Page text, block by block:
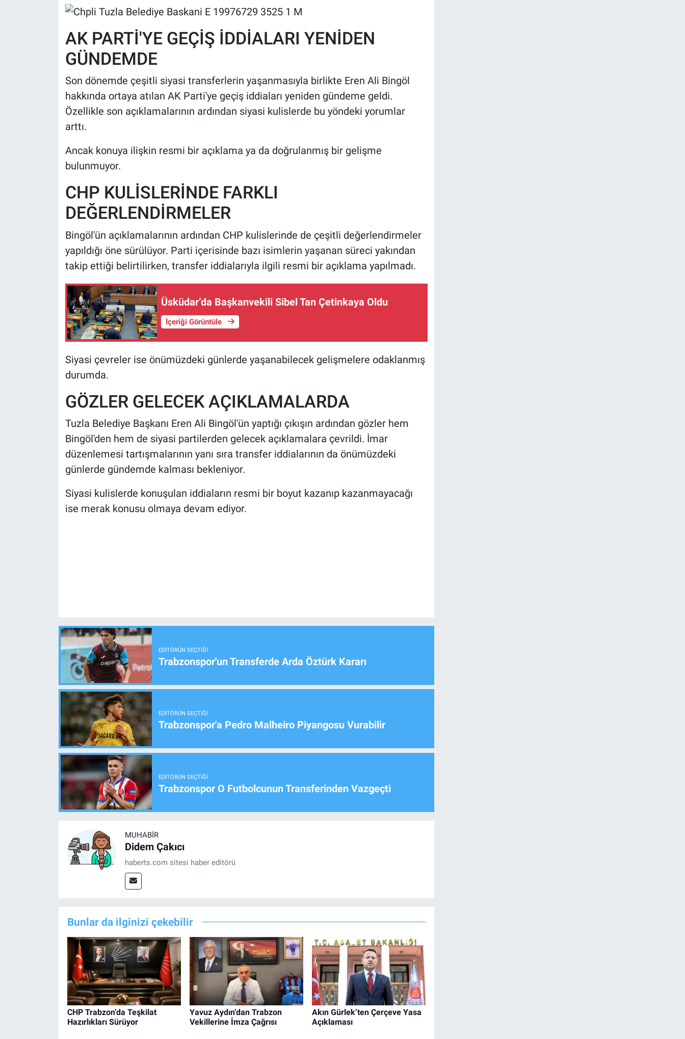
AK PARTİ'YE GEÇİŞ İDDİALARI YENİDEN
GÜNDEMDE
Son dönemde çeşitli siyasi transferlerin yaşanmasıyla birlikte Eren Ali Bingöl
hakkında ortaya atılan AK Parti'ye geçiş iddiaları yeniden gündeme geldi.
Özellikle son açıklamalarının ardından siyasi kulislerde bu yöndeki yorumlar
arttı.
Ancak konuya ilişkin resmi bir açıklama ya da doğrulanmış bir gelişme
bulunmuyor.
CHP KULİSLERİNDE FARKLI
DEĞERLENDİRMELER
Bingöl'ün açıklamalarının ardından CHP kulislerinde de çeşitli değerlendirmeler
yapıldığı öne sürülüyor. Parti içerisinde bazı isimlerin yaşanan süreci yakından
takip ettiği belirtilirken, transfer iddialarıyla ilgili resmi bir açıklama yapılmadı.
Üsküdar’da Başkanvekili Sibel Tan Çetinkaya Oldu
İçeriği Görüntüle
Siyasi çevreler ise önümüzdeki günlerde yaşanabilecek gelişmelere odaklanmış
durumda.
GÖZLER GELECEK AÇIKLAMALARDA
Tuzla Belediye Başkanı Eren Ali Bingöl'ün yaptığı çıkışın ardından gözler hem
Bingöl'den hem de siyasi partilerden gelecek açıklamalara çevrildi. İmar
düzenlemesi tartışmalarının yanı sıra transfer iddialarının da önümüzdeki
günlerde gündemde kalması bekleniyor.
Siyasi kulislerde konuşulan iddiaların resmi bir boyut kazanıp kazanmayacağı
ise merak konusu olmaya devam ediyor.
EDITÖRÜN SEÇTIĞI
Trabzonspor'un Transferde Arda Öztürk Kararı
EDITÖRÜN SEÇTIĞI
Trabzonspor'a Pedro Malheiro Piyangosu Vurabilir
EDITÖRÜN SEÇTIĞI
Trabzonspor O Futbolcunun Transferinden Vazgeçti
MUHABIR
Didem Çakıcı
haberts.com sitesi haber editörü
Bunlar da ilginizi çekebilir
CHP Trabzon’da Teşkilat
Hazırlıkları Sürüyor
Yavuz Aydın’dan Trabzon
Vekillerine İmza Çağrısı
Akın Gürlek’ten Çerçeve Yasa
Açıklaması